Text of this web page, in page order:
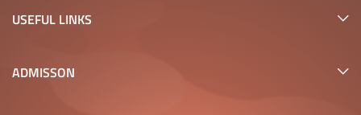
USEFUL LINKS
ADMISSON